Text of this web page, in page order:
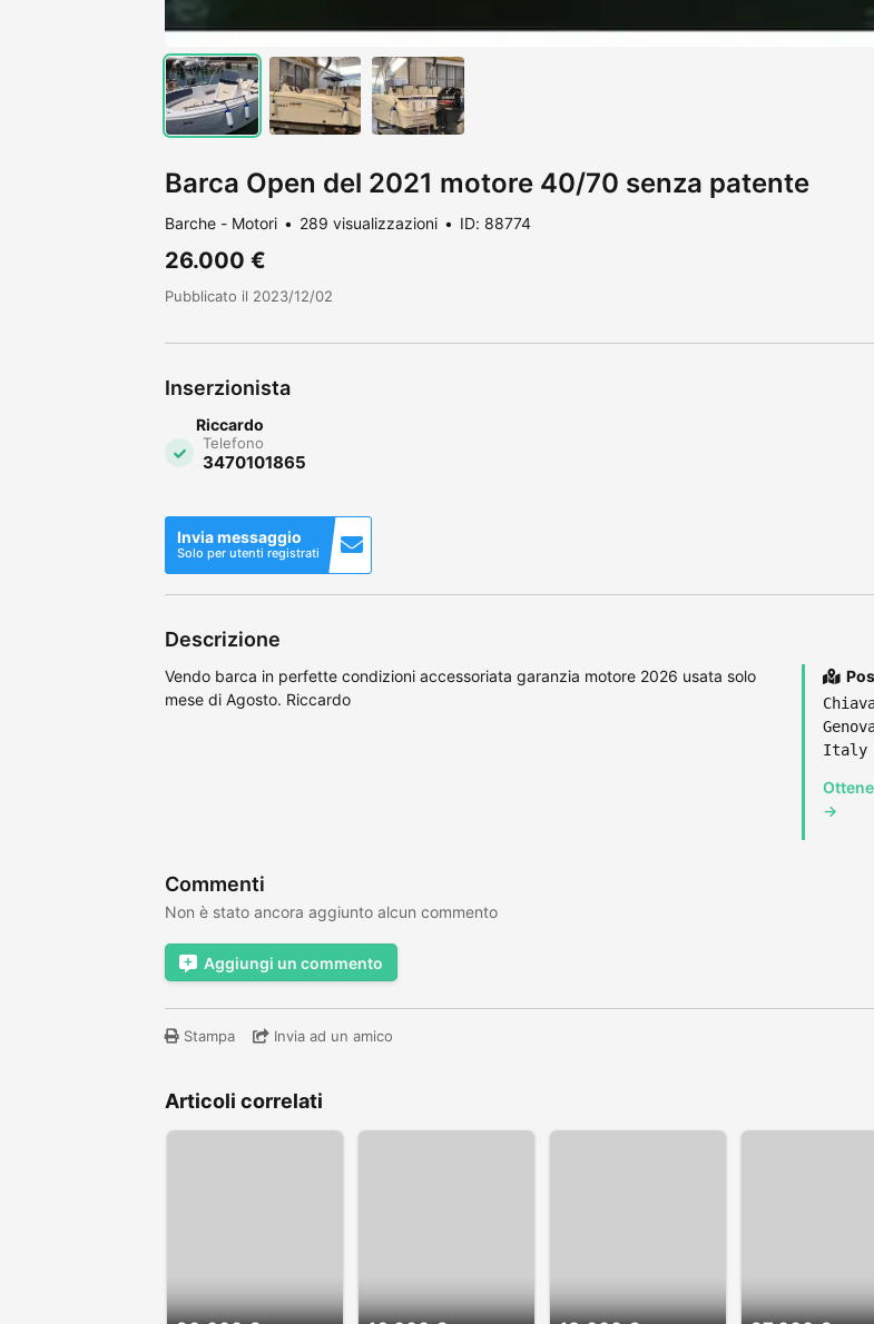
Barca Open del 2021 motore 40/70 senza patente
Barche - Motori 289 visualizzazioni ID: 88774
26.000 €
Pubblicato il 2023/12/02
Inserzionista
Riccardo
Telefono
3470101865
Invia messaggio
Solo per utenti registrati
Descrizione
Vendo barca in perfette condizioni accessoriata garanzia motore 2026 usata solo
mese di Agosto. Riccardo
Italy
→
Commenti
Non è stato ancora aggiunto alcun commento
Aggiungi un commento
Stampa Invia ad un amico
Articoli correlati